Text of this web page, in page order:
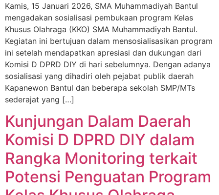
Kamis, 15 Januari 2026, SMA Muhammadiyah Bantul
mengadakan sosialisasi pembukaan program Kelas
Khusus Olahraga (KKO) SMA Muhammadiyah Bantul.
Kegiatan ini bertujuan dalam mensosialisasikan program
ini setelah mendapatkan apresiasi dan dukungan dari
Komisi D DPRD DIY di hari sebelumnya. Dengan adanya
sosialisasi yang dihadiri oleh pejabat publik daerah
Kapanewon Bantul dan beberapa sekolah SMP/MTs
sederajat yang […]
Kunjungan Dalam Daerah
Komisi D DPRD DIY dalam
Rangka Monitoring terkait
Potensi Penguatan Program